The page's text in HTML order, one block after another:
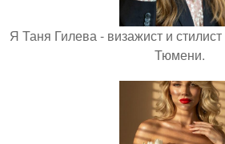
Я Таня Гилева - визажист и
Тюмени.